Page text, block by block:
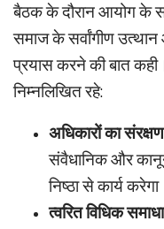
बैठक के दौरान आयोग के
समाज के सर्वांगीण
प्रयास करने की बात
निम्नलिखित रहे:
अधिकारों का
संवैधानिक और
निष्ठा से कार्य
त्वरित विधिक